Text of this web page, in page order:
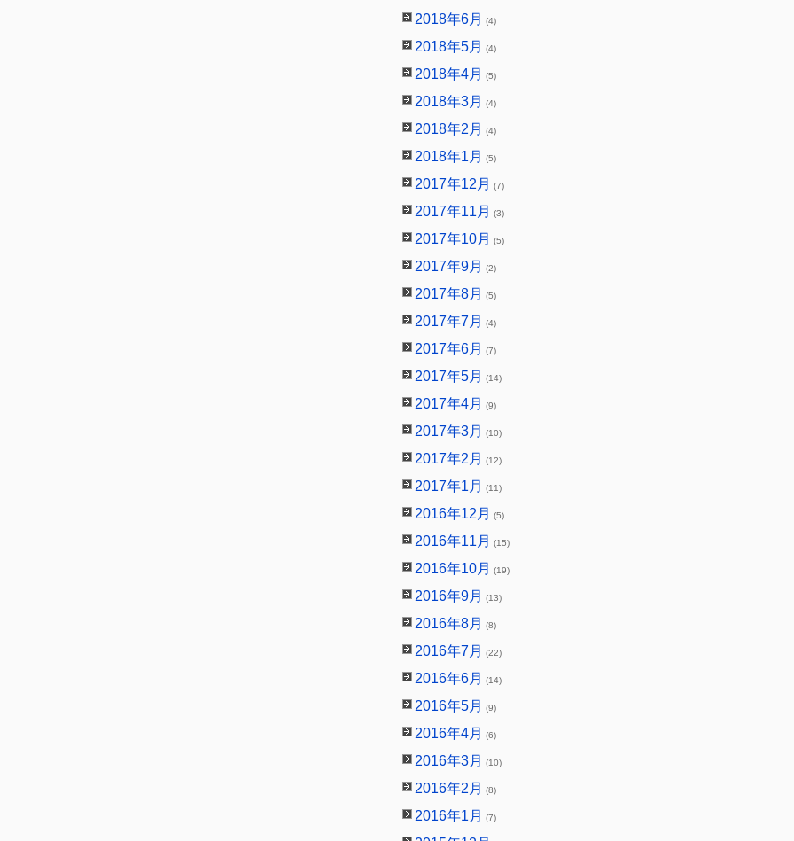
2018年6月 (4)
2018年5月 (4)
2018年4月 (5)
2018年3月 (4)
2018年2月 (4)
2018年1月 (5)
2017年12月 (7)
2017年11月 (3)
2017年10月 (5)
2017年9月 (2)
2017年8月 (5)
2017年7月 (4)
2017年6月 (7)
2017年5月 (14)
2017年4月 (9)
2017年3月 (10)
2017年2月 (12)
2017年1月 (11)
2016年12月 (5)
2016年11月 (15)
2016年10月 (19)
2016年9月 (13)
2016年8月 (8)
2016年7月 (22)
2016年6月 (14)
2016年5月 (9)
2016年4月 (6)
2016年3月 (10)
2016年2月 (8)
2016年1月 (7)